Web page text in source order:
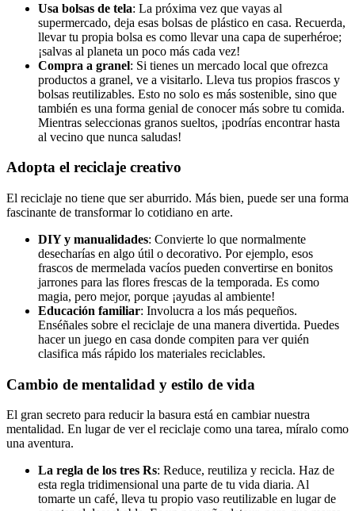
Usa bolsas de tela: La próxima vez que vayas al
supermercado, deja esas bolsas de plástico en casa. Recuerda,
llevar tu propia bolsa es como llevar una capa de superhéroe;
¡salvas al planeta un poco más cada vez!
Compra a granel: Si tienes un mercado local que ofrezca
productos a granel, ve a visitarlo. Lleva tus propios frascos y
bolsas reutilizables. Esto no solo es más sostenible, sino que
también es una forma genial de conocer más sobre tu comida.
Mientras seleccionas granos sueltos, ¡podrías encontrar hasta
al vecino que nunca saludas!
Adopta el reciclaje creativo
El reciclaje no tiene que ser aburrido. Más bien, puede ser una forma
fascinante de transformar lo cotidiano en arte.
DIY y manualidades: Convierte lo que normalmente
desecharías en algo útil o decorativo. Por ejemplo, esos
frascos de mermelada vacíos pueden convertirse en bonitos
jarrones para las flores frescas de la temporada. Es como
magia, pero mejor, porque ¡ayudas al ambiente!
Educación familiar: Involucra a los más pequeños.
Enséñales sobre el reciclaje de una manera divertida. Puedes
hacer un juego en casa donde compiten para ver quién
clasifica más rápido los materiales reciclables.
Cambio de mentalidad y estilo de vida
El gran secreto para reducir la basura está en cambiar nuestra
mentalidad. En lugar de ver el reciclaje como una tarea, míralo como
una aventura.
La regla de los tres Rs: Reduce, reutiliza y recicla. Haz de
esta regla tridimensional una parte de tu vida diaria. Al
tomarte un café, lleva tu propio vaso reutilizable en lugar de